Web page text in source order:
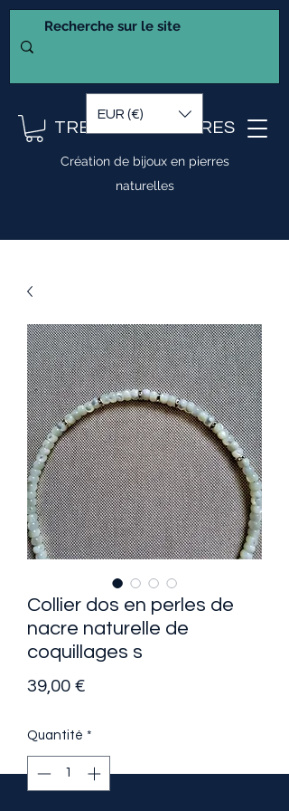
TRESOR DE PIERRES
Création de bijoux en pierres
naturelles
EUR (€)
Collier dos en perles de
nacre naturelle de
coquillages s
39,00 €Prix
Quantité *